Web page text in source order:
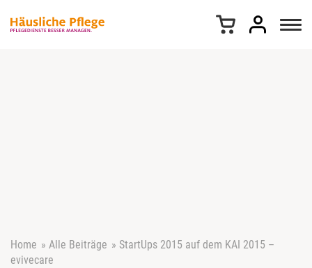
Home » Alle Beiträge » StartUps 2015 auf dem KAI 2015 –
evivecare